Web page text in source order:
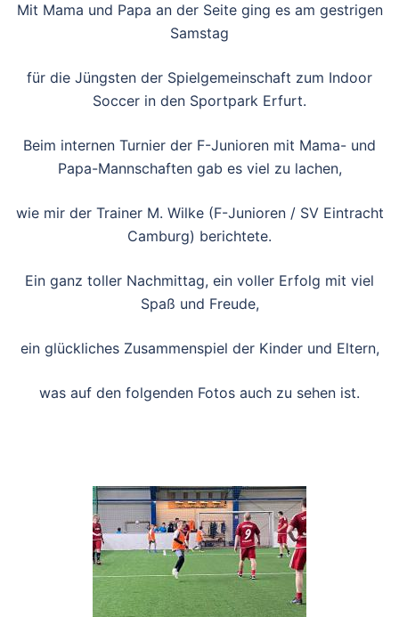
Mit Mama und Papa an der Seite ging es am gestrigen
Samstag
für die Jüngsten der Spielgemeinschaft zum Indoor
Soccer in den Sportpark Erfurt.
Beim internen Turnier der F-Junioren mit Mama- und
Papa-Mannschaften gab es viel zu lachen,
wie mir der Trainer M. Wilke (F-Junioren / SV Eintracht
Camburg) berichtete.
Ein ganz toller Nachmittag, ein voller Erfolg mit viel
Spaß und Freude,
ein glückliches Zusammenspiel der Kinder und Eltern,
was auf den folgenden Fotos auch zu sehen ist.